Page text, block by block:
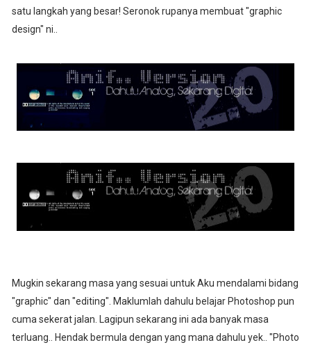
satu langkah yang besar! Seronok rupanya membuat "graphic
design" ni..
Mugkin sekarang masa yang sesuai untuk Aku mendalami bidang
"graphic" dan "editing". Maklumlah dahulu belajar Photoshop pun
cuma sekerat jalan. Lagipun sekarang ini ada banyak masa
terluang.. Hendak bermula dengan yang mana dahulu yek.. "Photo